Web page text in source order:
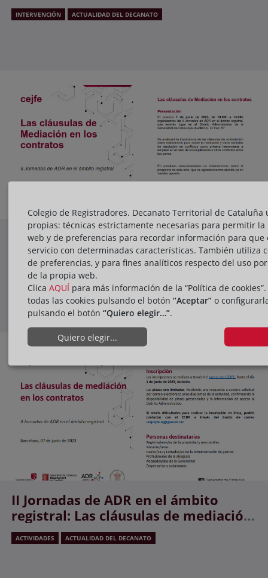
registral" con Gloria Freixa y
Joaquim Jubert, Diputados del
INTERVENCIÓN ACTUALIDAD DEL DECANATO
SAVE THE DATE – 07/06/2023 – II
JORNADAS DE ADR EN EL ÁMBITO
REGISTRAL: Las cláusulas de
Mediación en los contratos
07/06/2023
PRESENTACIÓN
II Jornadas de ADR en el ámbito
registral: Las cláusulas de mediación
en los contratos
ACTIVIDADES ACTUALIDAD DEL DECANATO
Colegio de Registradores. Decanato Territorial de Cataluña
propias: técnicas estrictamente necesarias para permitir la
web y de preferencias para recordar información para que
servicio con determinadas características. También utiliza
de preferencias, y para fines analíticos respecto del uso
de la propia web.
Clica AQUÍ para más información de la “Política de
todas las cookies pulsando el botón “Aceptar” o
pulsando el botón “Quiero elegir…”.
Quiero elegir...